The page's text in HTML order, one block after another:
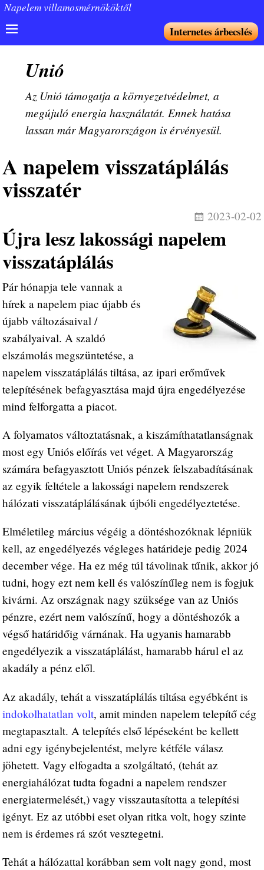
Napelem villamosmérnököktől
Internetes árbecslés
Unió
Az Unió támogatja a környezetvédelmet, a
megújuló energia használatát. Ennek hatása
lassan már Magyarországon is érvényesül.
A napelem visszatáplálás
visszatér
2023-02-02
Újra lesz lakossági napelem
visszatáplálás
Pár hónapja tele vannak a
hírek a napelem piac újabb és
újabb változásaival /
szabályaival. A szaldó
elszámolás megszüntetése, a
napelem visszatáplálás tiltása, az ipari erőművek
telepítésének befagyasztása majd újra engedélyezése
mind felforgatta a piacot.
A folyamatos változtatásnak, a kiszámíthatatlanságnak
most egy Uniós előírás vet véget. A Magyarország
számára befagyasztott Uniós pénzek felszabadításának
az egyik feltétele a lakossági napelem rendszerek
hálózati visszatáplálásának újbóli engedélyeztetése.
Elméletileg március végéig a döntéshozóknak lépniük
kell, az engedélyezés végleges határideje pedig 2024
december vége. Ha ez még túl távolinak tűnik, akkor jó
tudni, hogy ezt nem kell és valószínűleg nem is fogjuk
kivárni. Az országnak nagy szüksége van az Uniós
pénzre, ezért nem valószínű, hogy a döntéshozók a
végső határidőig várnának. Ha ugyanis hamarabb
engedélyezik a visszatáplálást, hamarabb hárul el az
akadály a pénz elől.
Az akadály, tehát a visszatáplálás tiltása egyébként is
indokolhatatlan volt, amit minden napelem telepítő cég
megtapasztalt. A telepítés első lépéseként be kellett
adni egy igénybejelentést, melyre kétféle válasz
jöhetett. Vagy elfogadta a szolgáltató, (tehát az
energiahálózat tudta fogadni a napelem rendszer
energiatermelését,) vagy visszautasította a telepítési
igényt. Ez az utóbbi eset olyan ritka volt, hogy szinte
nem is érdemes rá szót vesztegetni.
Tehát a hálózattal korábban sem volt nagy gond, most